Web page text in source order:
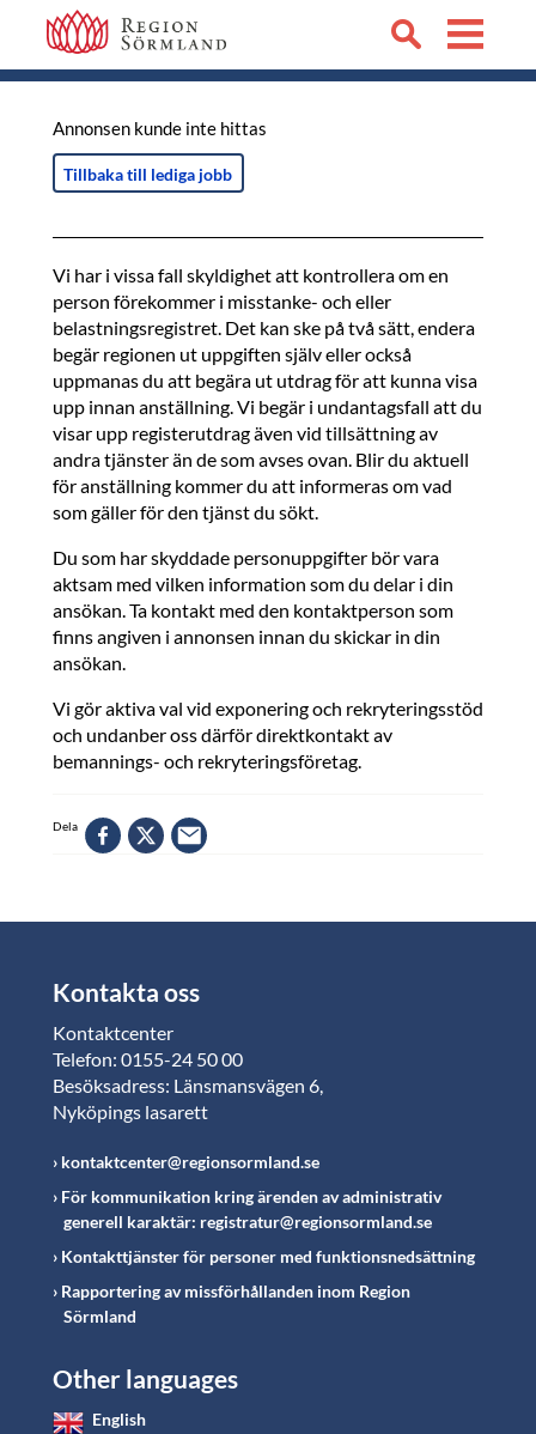
Annonsen kunde inte hittas
Tillbaka till lediga jobb
Vi har i vissa fall skyldighet att kontrollera om en
person förekommer i misstanke- och eller
belastningsregistret. Det kan ske på två sätt, endera
begär regionen ut uppgiften själv eller också
uppmanas du att begära ut utdrag för att kunna visa
upp innan anställning. Vi begär i undantagsfall att du
visar upp registerutdrag även vid tillsättning av
andra tjänster än de som avses ovan. Blir du aktuell
för anställning kommer du att informeras om vad
som gäller för den tjänst du sökt.
Du som har skyddade personuppgifter bör vara
aktsam med vilken information som du delar i din
ansökan. Ta kontakt med den kontaktperson som
finns angiven i annonsen innan du skickar in din
ansökan.
Vi gör aktiva val vid exponering och rekryteringsstöd
och undanber oss därför direktkontakt av
bemannings- och rekryteringsföretag.
Dela
Kontakta oss
Kontaktcenter
Telefon: 0155-24 50 00
Besöksadress: Länsmansvägen 6,
Nyköpings lasarett
kontaktcenter@regionsormland.se
För kommunikation kring ärenden av administrativ
generell karaktär: registratur@regionsormland.se
Kontakttjänster för personer med funktionsnedsättning
Rapportering av missförhållanden inom Region
Sörmland
Other languages
English